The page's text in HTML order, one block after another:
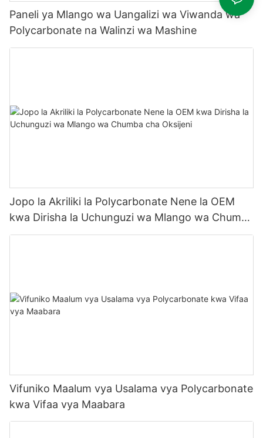
Paneli ya Mlango wa Uangalizi wa Viwanda wa
Polycarbonate na Walinzi wa Mashine
Jopo la Akriliki la Polycarbonate Nene la OEM
kwa Dirisha la Uchunguzi wa Mlango wa Chumba
cha Oksijeni
Vifuniko Maalum vya Usalama vya Polycarbonate
kwa Vifaa vya Maabara